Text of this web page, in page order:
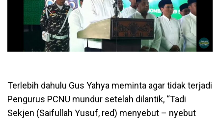
Terlebih dahulu Gus Yahya meminta agar tidak terjadi
Pengurus PCNU mundur setelah dilantik, “Tadi
Sekjen (Saifullah Yusuf, red) menyebut – nyebut